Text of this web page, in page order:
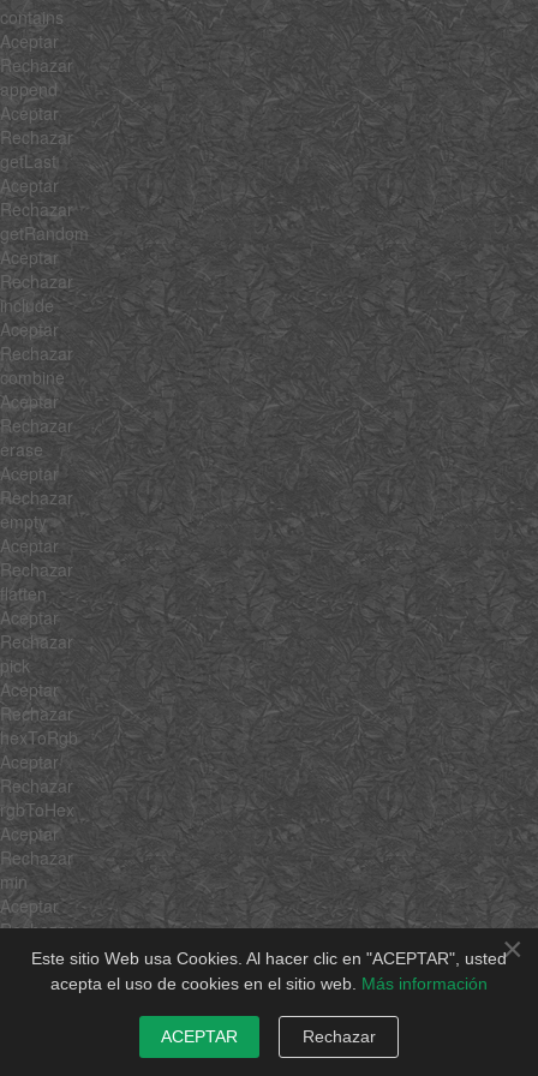
×
Este sitio Web usa Cookies. Al hacer clic en "ACEPTAR", usted
acepta el uso de cookies en el sitio web. Más información
ACEPTAR Rechazar
contains
Aceptar
Rechazar
append
Aceptar
Rechazar
getLast
Aceptar
Rechazar
getRandom
Aceptar
Rechazar
include
Aceptar
Rechazar
combine
Aceptar
Rechazar
erase
Aceptar
Rechazar
empty
Aceptar
Rechazar
flatten
Aceptar
Rechazar
pick
Aceptar
Rechazar
hexToRgb
Aceptar
Rechazar
rgbToHex
Aceptar
Rechazar
min
Aceptar
Rechazar
Aceptar